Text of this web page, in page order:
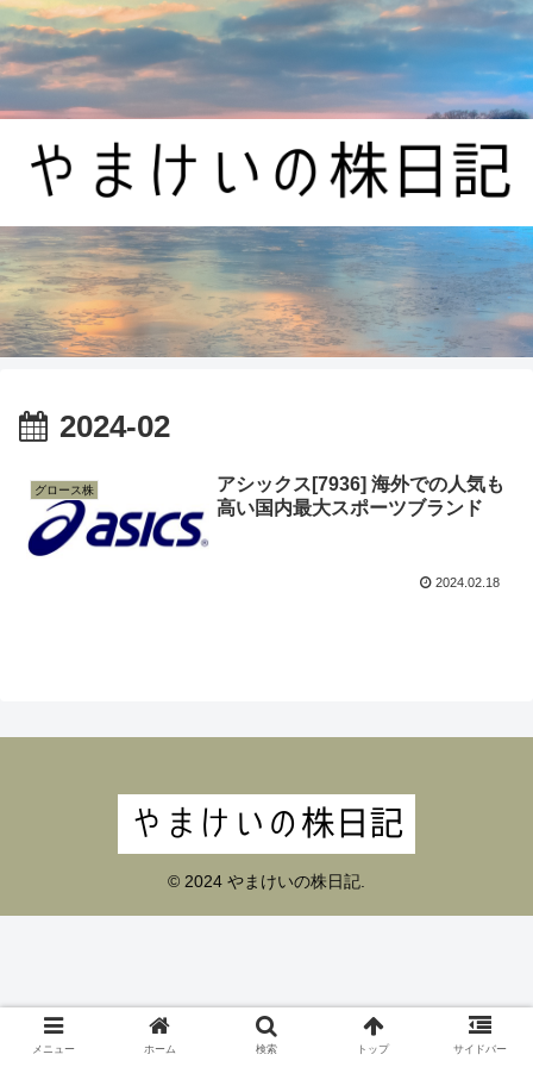
2024-02
グロース株
アシックス[7936] 海外での人気も
高い国内最大スポーツブランド
2024.02.18
© 2024 やまけいの株日記.
メニュー ホーム 検索 トップ サイドバー